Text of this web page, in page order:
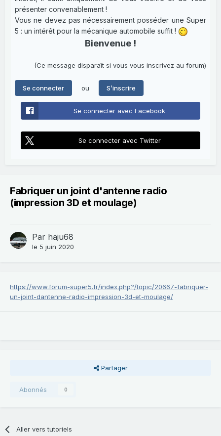
présenter convenablement !
Vous ne devez pas nécessairement posséder une Super
5 : un intérêt pour la mécanique automobile suffit !
Bienvenue !
(Ce message disparaît si vous vous inscrivez au forum)
Se connecter ou S’inscrire
Se connecter avec Facebook
Se connecter avec Twitter
Fabriquer un joint d'antenne radio
(impression 3D et moulage)
Par haju68
le 5 juin 2020
https://www.forum-super5.fr/index.php?/topic/20667-fabriquer-
un-joint-dantenne-radio-impression-3d-et-moulage/
Partager
Abonnés 0
Aller vers tutoriels